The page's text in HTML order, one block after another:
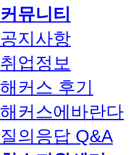
커뮤니티
공지사항
취업정보
해커스 후기
해커스에바란다
질의응답 Q&A